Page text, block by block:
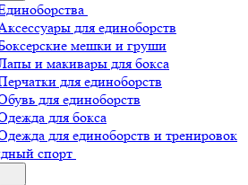
для единоборств
мешки и груши
и макивары для бокса
для единоборств
для единоборств
для бокса
для единоборств и тренировок
спорт